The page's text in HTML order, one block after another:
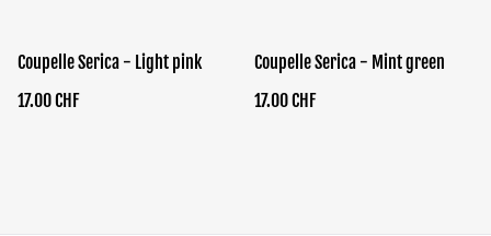
Coupelle Serica - Light pink
17.00 CHF
Coupelle Serica - Mint green
17.00 CHF